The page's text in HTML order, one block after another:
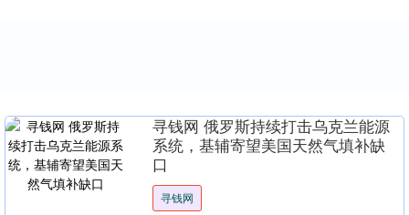
寻钱网 俄罗斯持续打击乌克兰能源
系统，基辅寄望美国天然气填补缺
口
寻钱网